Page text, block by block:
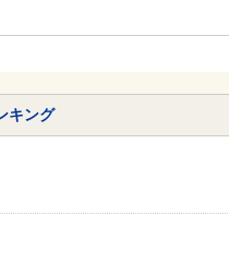
キング